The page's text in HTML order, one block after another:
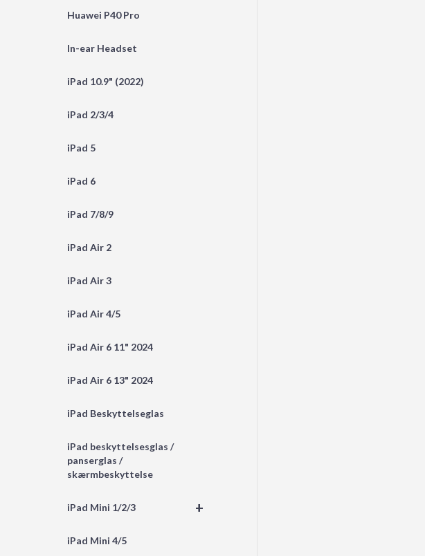
Huawei P40 Pro
In-ear Headset
iPad 10.9" (2022)
iPad 2/3/4
iPad 5
iPad 6
iPad 7/8/9
iPad Air 2
iPad Air 3
iPad Air 4/5
iPad Air 6 11" 2024
iPad Air 6 13" 2024
iPad Beskyttelseglas
iPad beskyttelsesglas /
panserglas /
skærmbeskyttelse
+
iPad Mini 1/2/3
iPad Mini 4/5